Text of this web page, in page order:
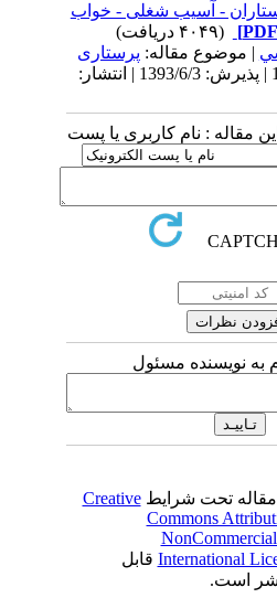
- آسیب شغلی‏ - خواب
| موضوع مقاله:پرستاری
دریافت: 1388/12/17 | پذیرش: 1393/6/3 | انتشار:
مقاله : نام کاربری یا پست
به نویسنده مسئول
تحت شرایطCreative
Commons
Internationalقابل
است.